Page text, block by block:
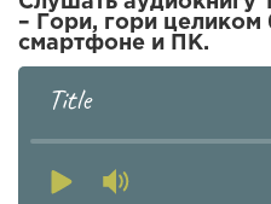
– Гори, гори целиком
смартфоне и ПК.
Title